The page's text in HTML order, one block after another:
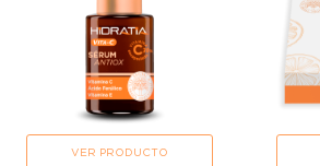
VER PRODUCTO